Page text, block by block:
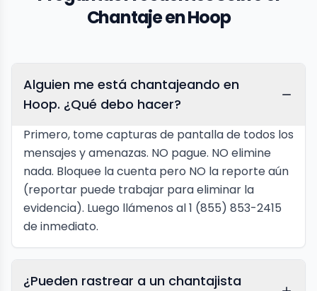
Chantaje en Hoop
Alguien me está chantajeando en
Hoop. ¿Qué debo hacer?
Primero, tome capturas de pantalla de todos los
mensajes y amenazas. NO pague. NO elimine
nada. Bloquee la cuenta pero NO la reporte aún
(reportar puede trabajar para eliminar la
evidencia). Luego llámenos al 1 (855) 853-2415
de inmediato.
¿Pueden rastrear a un chantajista